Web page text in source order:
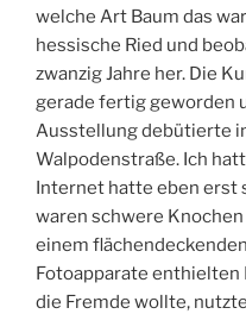
welche Art Baum das
hessische Ried und
zwanzig Jahre her. Die
gerade fertig geworden
Ausstellung debütierte
Walpodenstraße. Ich
Internet hatte eben erst
waren schwere
einem
Fotoapparate enthielten
die Fremde wollte,